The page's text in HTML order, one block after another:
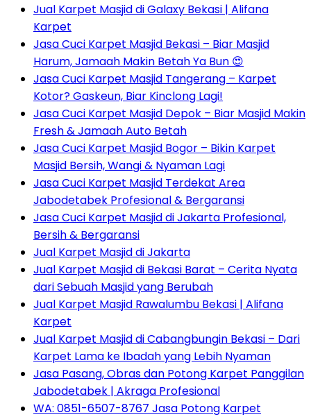
Jual Karpet Masjid di Galaxy Bekasi | Alifana
Karpet
Jasa Cuci Karpet Masjid Bekasi – Biar Masjid
Harum, Jamaah Makin Betah Ya Bun 😍
Jasa Cuci Karpet Masjid Tangerang – Karpet
Kotor? Gaskeun, Biar Kinclong Lagi!
Jasa Cuci Karpet Masjid Depok – Biar Masjid Makin
Fresh & Jamaah Auto Betah
Jasa Cuci Karpet Masjid Bogor – Bikin Karpet
Masjid Bersih, Wangi & Nyaman Lagi
Jasa Cuci Karpet Masjid Terdekat Area
Jabodetabek Profesional & Bergaransi
Jasa Cuci Karpet Masjid di Jakarta Profesional,
Bersih & Bergaransi
Jual Karpet Masjid di Jakarta
Jual Karpet Masjid di Bekasi Barat – Cerita Nyata
dari Sebuah Masjid yang Berubah
Jual Karpet Masjid Rawalumbu Bekasi | Alifana
Karpet
Jual Karpet Masjid di Cabangbungin Bekasi – Dari
Karpet Lama ke Ibadah yang Lebih Nyaman
Jasa Pasang, Obras dan Potong Karpet Panggilan
Jabodetabek | Akraga Profesional
WA: 0851-6507-8767 Jasa Potong Karpet